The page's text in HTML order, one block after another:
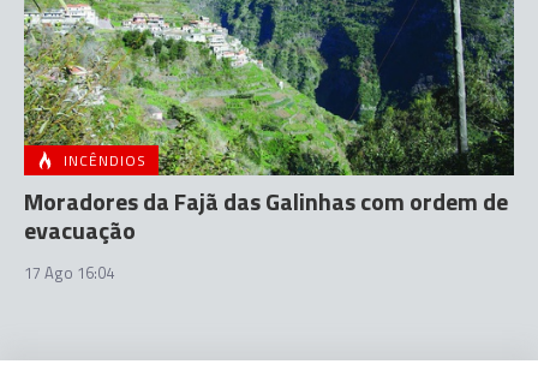
INCÊNDIOS
Moradores da Fajã das Galinhas com ordem de
evacuação
17 Ago 16:04